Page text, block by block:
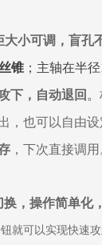
大小可调，盲孔
锥 ；主轴在半
下，自动退回 。
，也可以自由设
，下次直接调用
，操作简单化
就可以实现快速攻